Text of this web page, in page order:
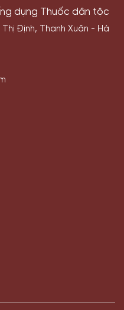
dụng Thuốc dân tộc
Định, Thanh Xuân - Hà